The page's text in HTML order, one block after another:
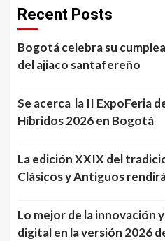
Recent Posts
Bogotá celebra su
del ajiaco santafereño
Se acerca la II ExpoFeria
Híbridos 2026 en Bogotá
La edición XXIX del
Clásicos y Antiguos
Lo mejor de la innovación
digital en la versión 2026